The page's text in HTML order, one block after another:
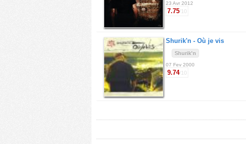
23 Avr 2012
7.75/10
Shurik'n - Où je vis
Shurik'n
07 Fev 2000
9.74/10